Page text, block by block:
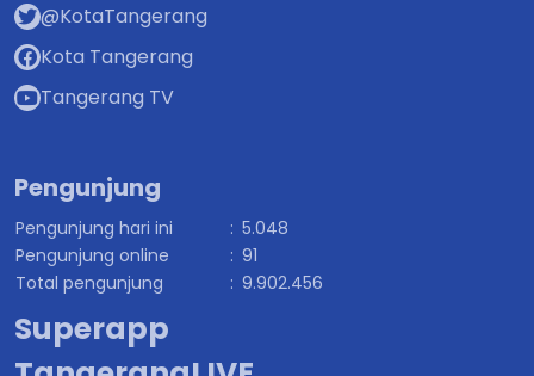
@KotaTangerang
Kota Tangerang
Tangerang TV
Pengunjung
Pengunjung hari ini : 5.048
Pengunjung online
: 91
Total pengunjung
: 9.902.456
Superapp